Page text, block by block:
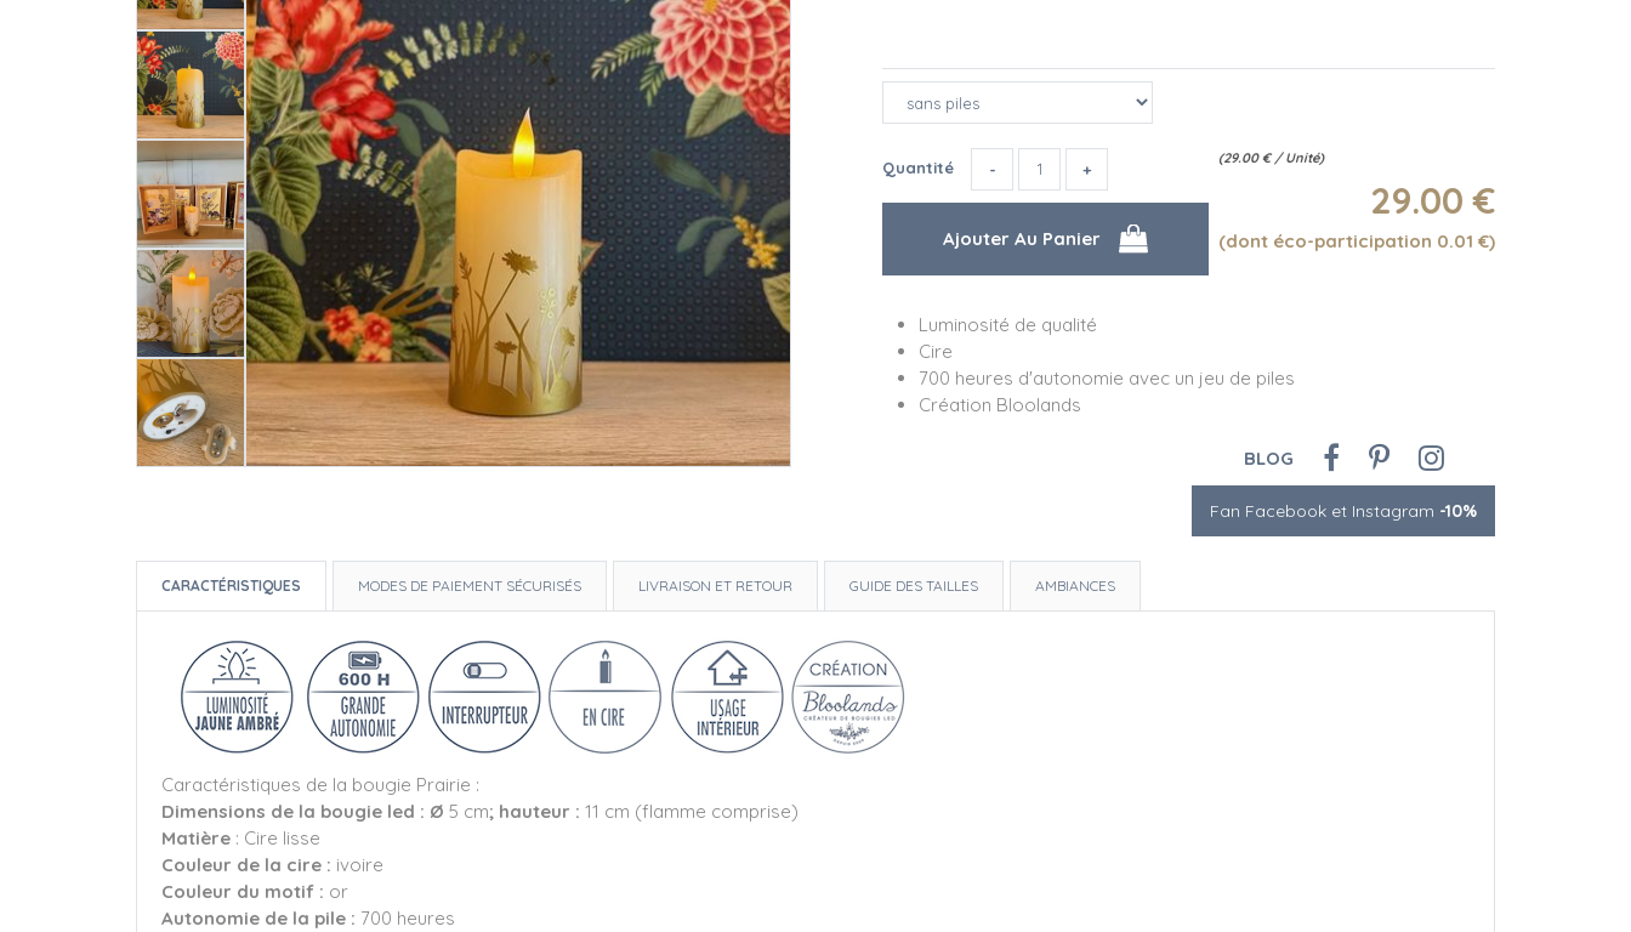
(29.00 € / Unité)
29.00 €
(dont éco-participation 0.01 €)
Quantité
Luminosité de qualité
Cire
700 heures d'autonomie avec un jeu de piles
Création Bloolands
BLOG
Fan Facebook et Instagram -10%
CARACTÉRISTIQUES MODES DE PAIEMENT SÉCURISÉS LIVRAISON ET RETOUR GUIDE DES TAILLES AMBIANCES
Caractéristiques de la bougie Prairie :
Dimensions de la bougie led : Ø 5 cm; hauteur : 11 cm (flamme comprise)
Matière : Cire lisse
Couleur de la cire : ivoire
Couleur du motif : or
Autonomie de la pile : 700 heures